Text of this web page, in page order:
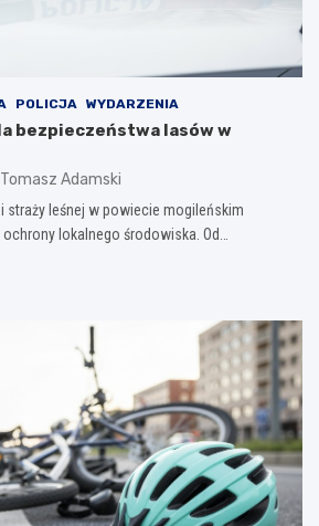
POLICJA WYDARZENIA
bezpieczeństwa lasów w
Tomasz Adamski
straży leśnej w powiecie mogileńskim
lokalnego środowiska. Od…